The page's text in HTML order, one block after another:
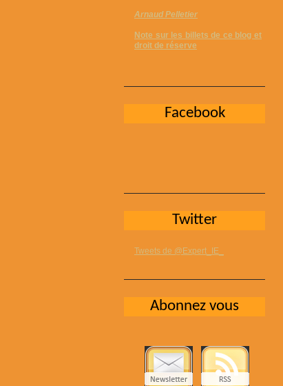
Arnaud Pelletier
Note sur les billets de ce blog et
droit de réserve
Facebook
Twitter
Tweets de @Expert_IE_
Abonnez vous